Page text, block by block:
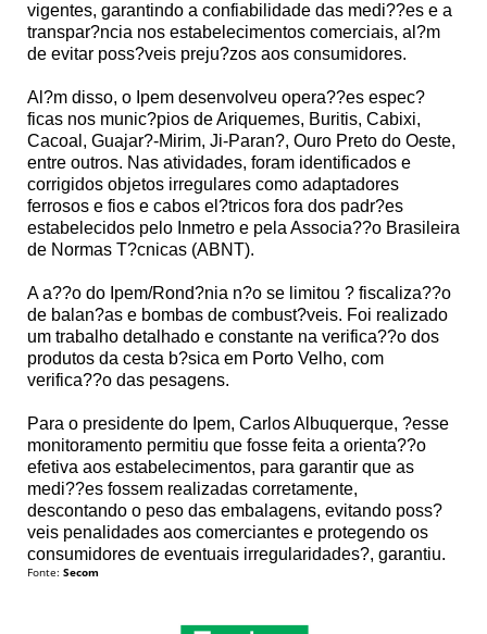
vigentes, garantindo a confiabilidade das medi??es e a
transpar?ncia nos estabelecimentos comerciais, al?m
de evitar poss?veis preju?zos aos consumidores.
Al?m disso, o Ipem desenvolveu opera??es espec?
ficas nos munic?pios de Ariquemes, Buritis, Cabixi,
Cacoal, Guajar?-Mirim, Ji-Paran?, Ouro Preto do Oeste,
entre outros. Nas atividades, foram identificados e
corrigidos objetos irregulares como adaptadores
ferrosos e fios e cabos el?tricos fora dos padr?es
estabelecidos pelo Inmetro e pela Associa??o Brasileira
de Normas T?cnicas (ABNT).
A a??o do Ipem/Rond?nia n?o se limitou ? fiscaliza??o
de balan?as e bombas de combust?veis. Foi realizado
um trabalho detalhado e constante na verifica??o dos
produtos da cesta b?sica em Porto Velho, com
verifica??o das pesagens.
Para o presidente do Ipem, Carlos Albuquerque, ?esse
monitoramento permitiu que fosse feita a orienta??o
efetiva aos estabelecimentos, para garantir que as
medi??es fossem realizadas corretamente,
descontando o peso das embalagens, evitando poss?
veis penalidades aos comerciantes e protegendo os
consumidores de eventuais irregularidades?, garantiu.
Fonte: Secom